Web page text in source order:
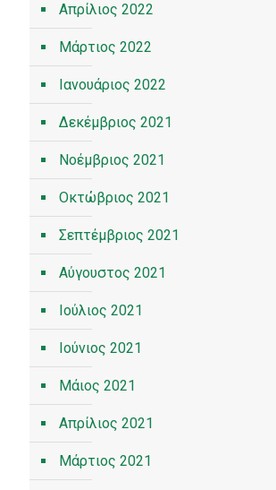
Απρίλιος 2022
Μάρτιος 2022
Ιανουάριος 2022
Δεκέμβριος 2021
Νοέμβριος 2021
Οκτώβριος 2021
Σεπτέμβριος 2021
Αύγουστος 2021
Ιούλιος 2021
Ιούνιος 2021
Μάιος 2021
Απρίλιος 2021
Μάρτιος 2021